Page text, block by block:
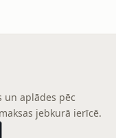
un aplādes pēc
jebkurā ierīcē.